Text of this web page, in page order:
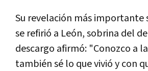
Su revelación más importante
se refirió a León, sobrina del
descargo afirmó: "Conozco a
también sé lo que vivió y con